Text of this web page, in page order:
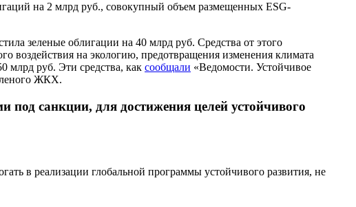
на 2 млрд руб., совокупный объем размещенных ESG-
зеленые облигации на 40 млрд руб. Средства от этого
воздействия на экологию, предотвращения изменения климата
млрд руб. Эти средства, как сообщали «Ведомости. Устойчивое
ЖКХ.
санкции, для достижения целей устойчивого
в реализации глобальной программы устойчивого развития, не